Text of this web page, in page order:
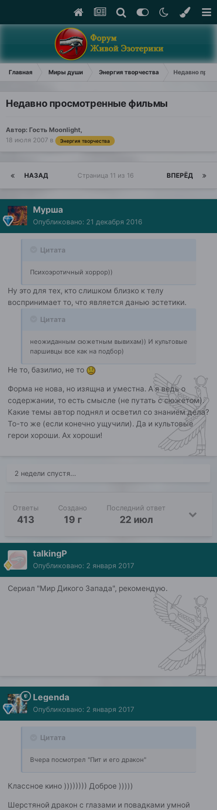
Главная Миры души Энергия творчества Недавно
Недавно просмотренные фильмы
Автор: Гость Moonlight,
18 июля 2007 в Энергия творчества
НАЗАД ВПЕРЁД
Страница 11 из 16
Мурша
Опубликовано: 21 декабря 2016
Цитата
Психоэротичный хоррор))
Ну это для тех, кто слишком близко к телу
воспринимает то, что является данью эстетики.
Цитата
неожиданным сюжетным вывихам)) И культовые
паршивцы все как на подбор)
Не то, базилио, не то
Форма не нова, но изящна и уместна. А я ведь о
содержании, то есть смысле (не путать с сюжетом).
Какие темы автор поднял и осветил со знанием дела?
То-то же (если конечно ущучили). Да и культовые
герои хороши. Ах хороши!
2 недели спустя...
Ответы
413
Создано
19 г
Последний ответ
22 июл
talkingP
Опубликовано: 2 января 2017
Сериал "Мир Дикого Запада", рекомендую.
Legenda
Опубликовано: 2 января 2017
Цитата
Вчера посмотрел "Пит и его дракон"
Классное кино )))))))) Доброе )))))
Шерстяной дракон с глазами и повадками умной